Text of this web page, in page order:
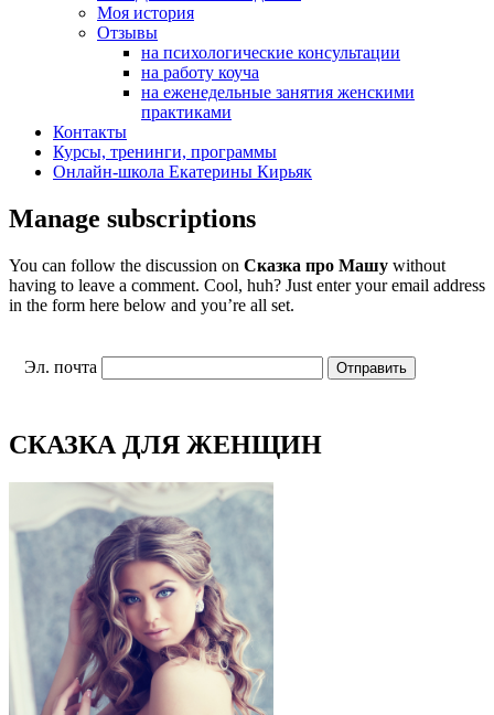
Моя история
Отзывы
на психологические консультации
на работу коуча
на еженедельные занятия женскими
практиками
Контакты
Курсы, тренинги, программы
Онлайн-школа Екатерины Кирьяк
Manage subscriptions
You can follow the discussion on Сказка про Машу without
having to leave a comment. Cool, huh? Just enter your email address
in the form here below and you’re all set.
Эл. почта
СКАЗКА ДЛЯ ЖЕНЩИН